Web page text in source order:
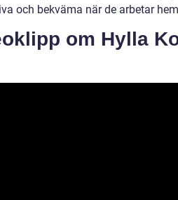
och bekväma när de arbetar
om Hylla